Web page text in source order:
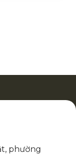
phường